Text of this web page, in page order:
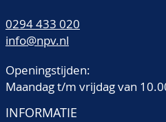
0294 433 020
info@npv.nl
Openingstijden:
Maandag t/m vrijdag van
INFORMATIE